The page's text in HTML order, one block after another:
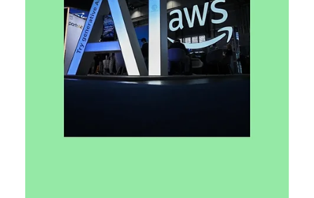
25 лют.
Читати 2 хв
Проєкт Stargate від OpenAI
вартістю $500 млрд зупинився
через конфлікти партнерів